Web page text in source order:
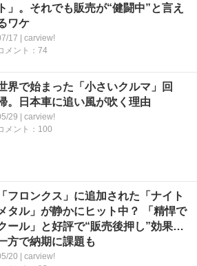
ト」。それでも販売が“健闘中”と言え
ワケ
17 | carview!
メント：74
界で始まった「小さいクルマ」回
。日本車に追い風が吹く理由
29 | carview!
メント：100
「フロンクス」に追加された「ナイト
タル」が静かにヒット中？ 「精悍で
ール」と好評で“販売後押し”効果…
方で納期に課題も
20 | carview!